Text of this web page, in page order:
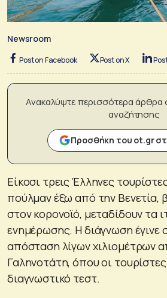
Newsroom
Post on Facebook Post on X
Ανακαλύψτε περισσότερα άρθρα
αναζήτησης
Προσθήκη του ot.gr
Είκοσι τρεις Έλληνες
πούλμαν έξω από την Βενετία,
στον κορονοϊό, μεταδίδουν τα
ενημέρωσης. Η διάγνωση έγινε
απόσταση λίγων χιλιομέτρων
Γαληνοτάτη, όπου οι
διαγνωστικό τεστ.